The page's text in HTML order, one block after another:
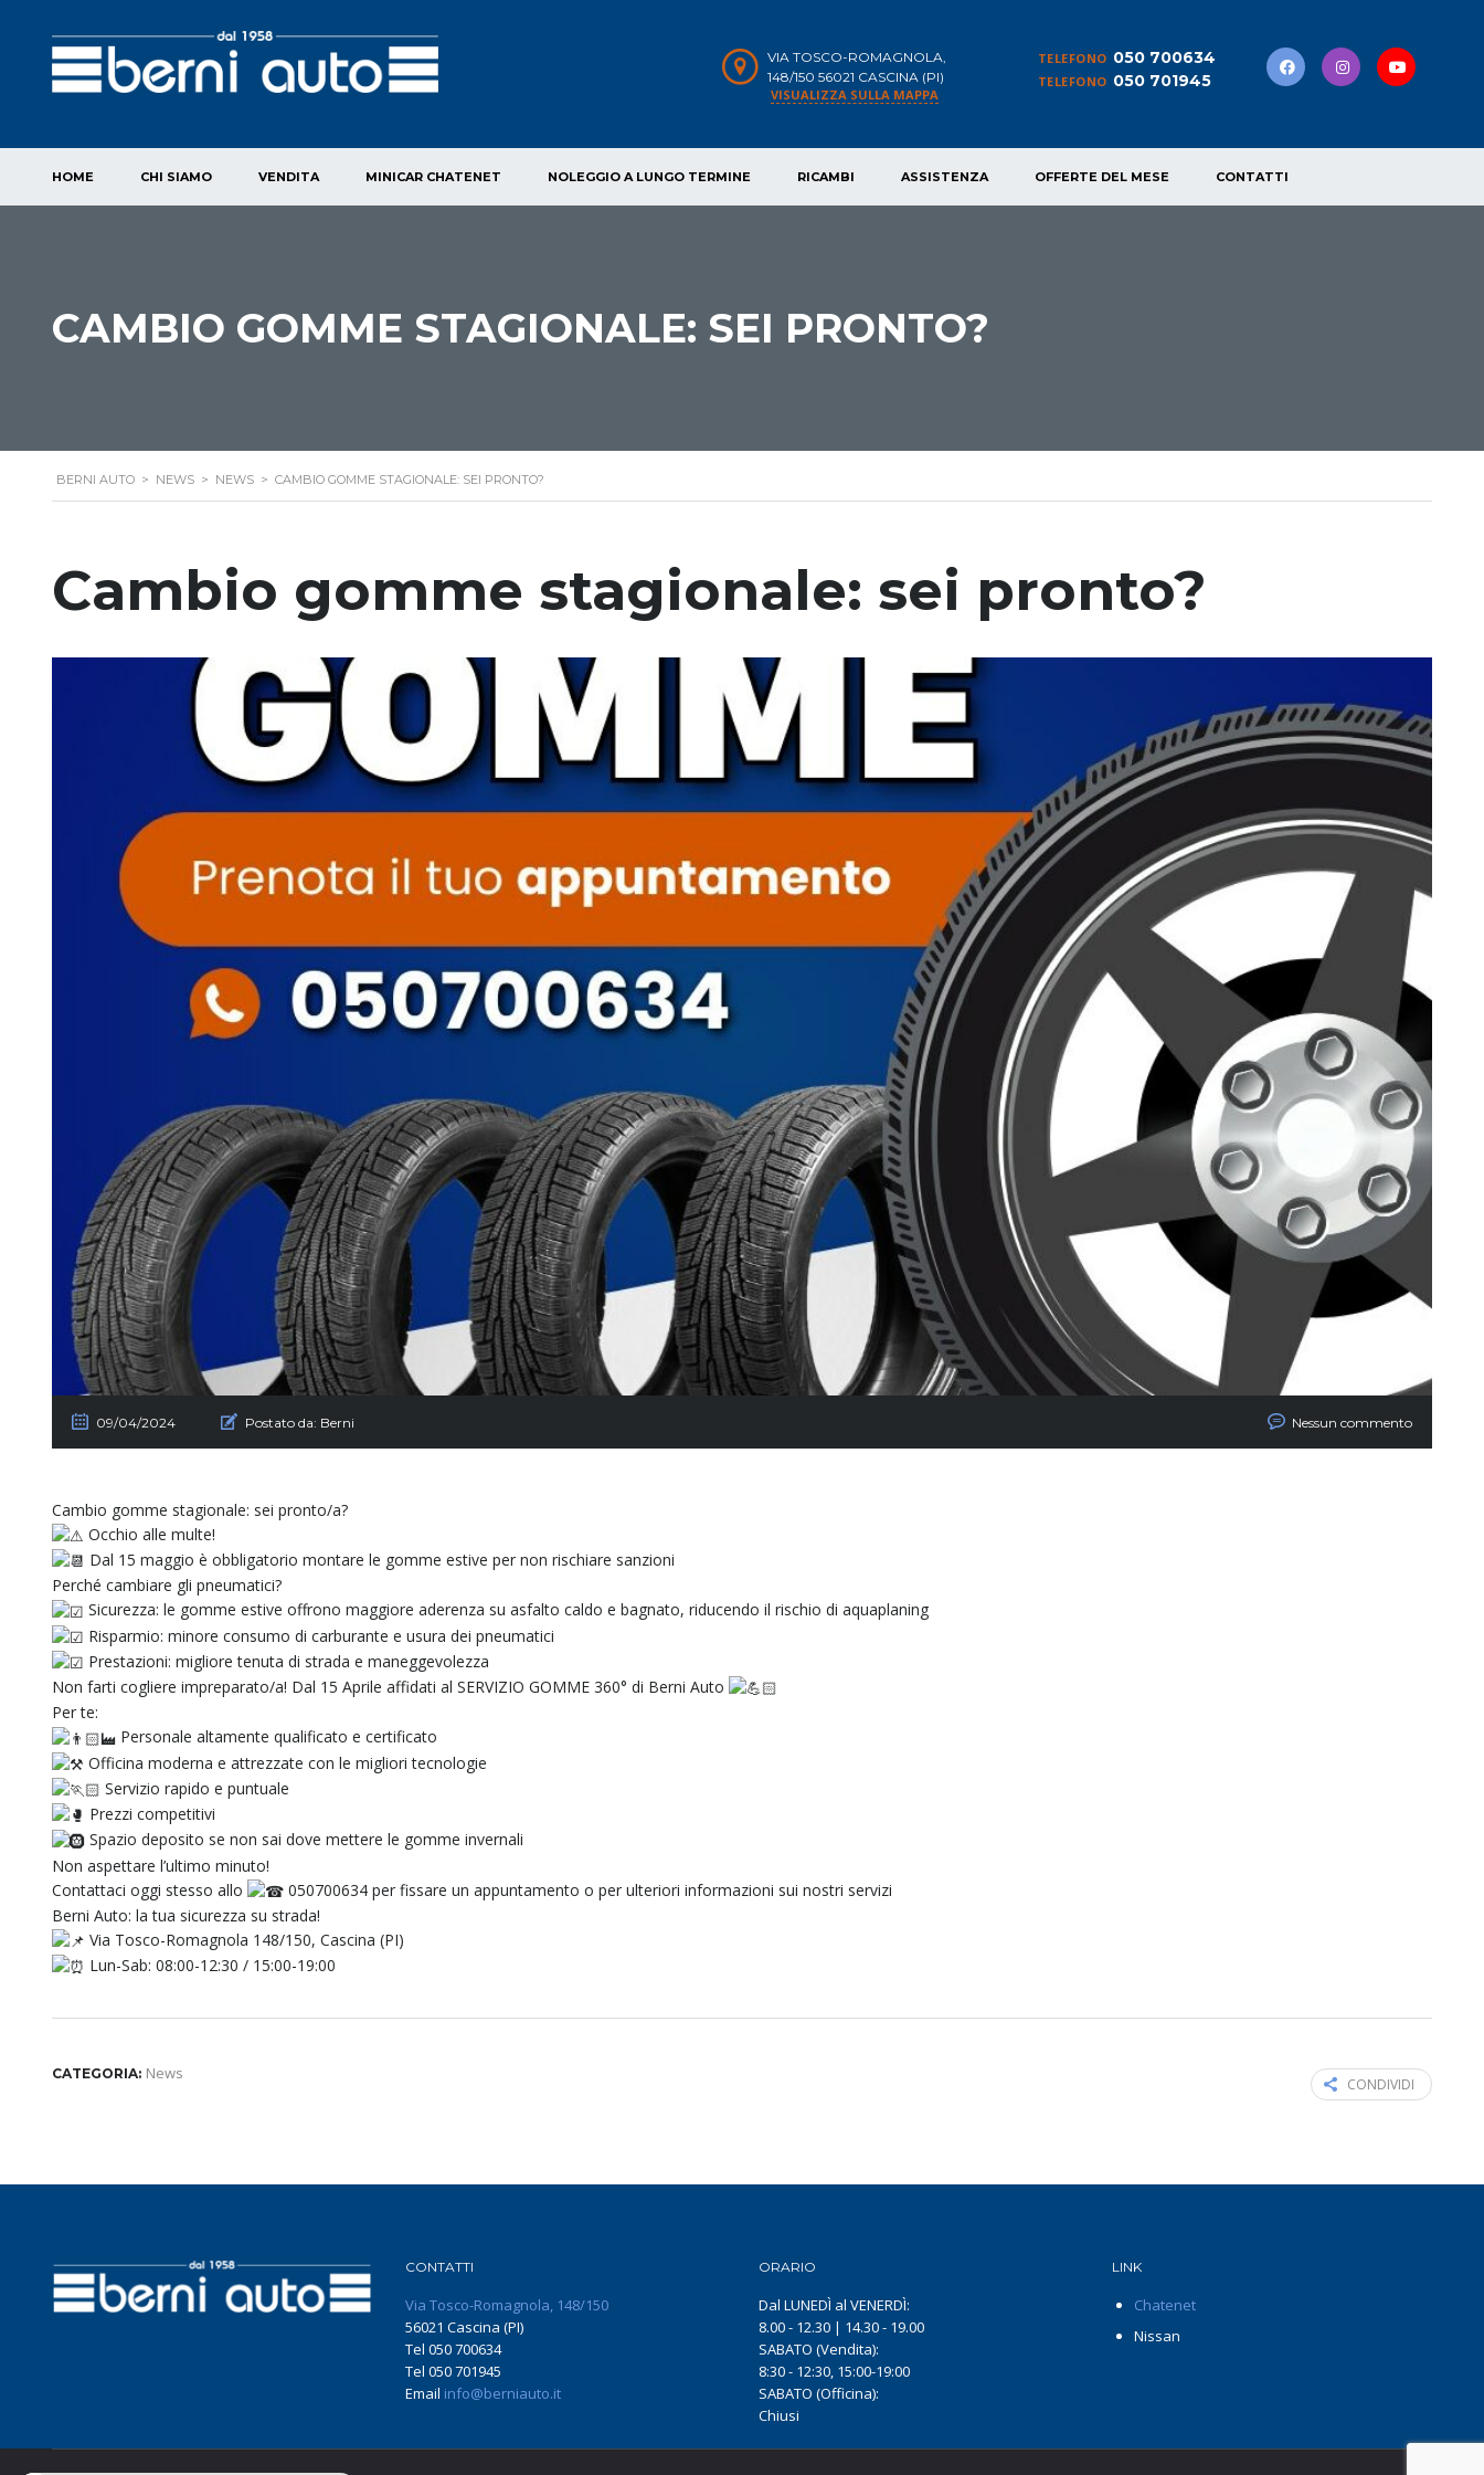
TELEFONO 050 700634
TELEFONO 050 701945
VIA TOSCO-ROMAGNOLA,
148/150 56021 CASCINA (PI)
VISUALIZZA SULLA MAPPA
HOME CHI SIAMO VENDITA MINICAR CHATENET NOLEGGIO A LUNGO TERMINE RICAMBI ASSISTENZA OFFERTE DEL MESE CONTATTI
CAMBIO GOMME STAGIONALE: SEI PRONTO?
BERNI AUTO > NEWS > NEWS > CAMBIO GOMME STAGIONALE: SEI PRONTO?
Cambio gomme stagionale: sei pronto?
09/04/2024 Postato da: Berni Nessun commento
Cambio gomme stagionale: sei pronto/a?
Occhio alle multe!
Dal 15 maggio è obbligatorio montare le gomme estive per non rischiare sanzioni
Perché cambiare gli pneumatici?
Sicurezza: le gomme estive offrono maggiore aderenza su asfalto caldo e bagnato, riducendo il rischio di aquaplaning
Risparmio: minore consumo di carburante e usura dei pneumatici
Prestazioni: migliore tenuta di strada e maneggevolezza
Non farti cogliere impreparato/a! Dal 15 Aprile affidati al SERVIZIO GOMME 360° di Berni Auto
Per te:
Personale altamente qualificato e certificato
Officina moderna e attrezzate con le migliori tecnologie
Servizio rapido e puntuale
Prezzi competitivi
Spazio deposito se non sai dove mettere le gomme invernali
Non aspettare l’ultimo minuto!
Contattaci oggi stesso allo
050700634 per fissare un appuntamento o per ulteriori informazioni sui nostri servizi
Berni Auto: la tua sicurezza su strada!
Via Tosco-Romagnola 148/150, Cascina (PI)
Lun-Sab: 08:00-12:30 / 15:00-19:00
CATEGORIA: News
CONDIVIDI
CONTATTI
Via Tosco-Romagnola, 148/150
56021 Cascina (PI)
Tel 050 700634
Tel 050 701945
Email info@berniauto.it
ORARIO
Dal LUNEDÌ al VENERDÌ:
8.00 - 12.30 | 14.30 - 19.00
SABATO (Vendita):
8:30 - 12:30, 15:00-19:00
SABATO (Officina):
Chiusi
LINK
Chatenet
Nissan